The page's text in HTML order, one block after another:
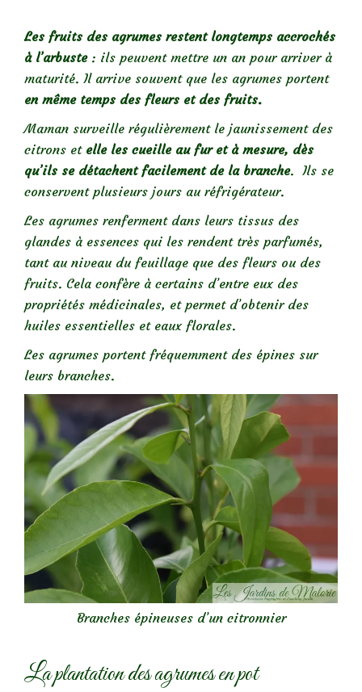
Les fruits des agrumes restent longtemps accrochés
à l’arbuste: ils peuvent mettre un an pour arriver à
maturité. Il arrive souvent que les agrumes portent
en même temps des fleurs et des fruits.
Maman surveille régulièrement le jaunissement des
citrons et elle les cueille au fur et à mesure, dès
qu’ils se détachent facilement de la branche. Ils se
conservent plusieurs jours au réfrigérateur.
Les agrumes renferment dans leurs tissus des
glandes à essences qui les rendent très parfumés,
tant au niveau du feuillage que des fleurs ou des
fruits. Cela confère à certains d’entre eux des
propriétés médicinales, et permet d’obtenir des
huiles essentielles et eaux florales.
Les agrumes portent fréquemment des épines sur
leurs branches.
Branches épineuses d’un citronnier
La plantation des agrumes en pot